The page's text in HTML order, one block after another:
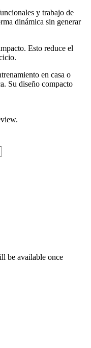
y trabajo de
dinámica sin generar
Esto reduce el
en casa o
Su diseño compacto
be available once